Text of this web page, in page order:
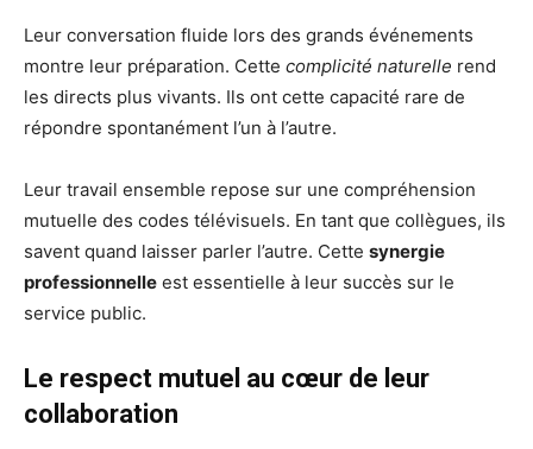
Leur conversation fluide lors des grands événements
montre leur préparation. Cette complicité naturelle rend
les directs plus vivants. Ils ont cette capacité rare de
répondre spontanément l’un à l’autre.
Leur travail ensemble repose sur une compréhension
mutuelle des codes télévisuels. En tant que collègues, ils
savent quand laisser parler l’autre. Cette synergie
professionnelle est essentielle à leur succès sur le
service public.
Le respect mutuel au cœur de leur
collaboration